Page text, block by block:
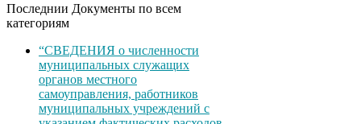
Последнии Документы по всем
категориям
“СВЕДЕНИЯ о численности
муниципальных служащих
органов местного
самоуправления, работников
муниципальных учреждений с